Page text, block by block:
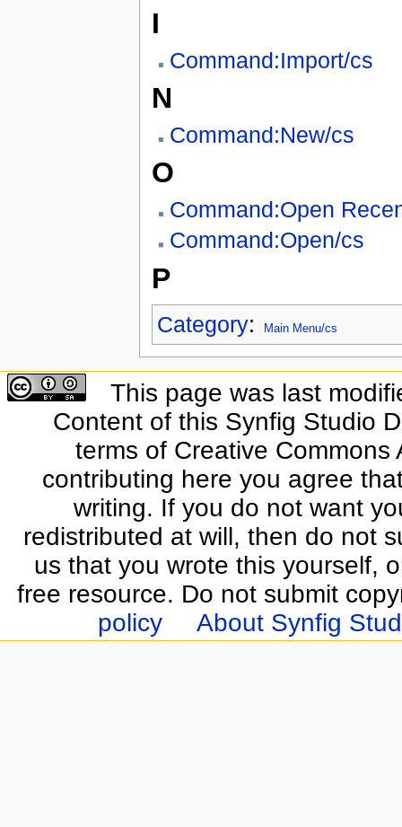
I
Command:Import/cs
N
Command:New/cs
O
Command:Open
Command:Open/cs
P
Category: Main Menu/cs
This page was last
Content of this Synfig Studio
terms of Creative
contributing here you agree
writing. If you do not want
redistributed at will, then do not
us that you wrote this yourself,
free resource. Do not submit
policy
About Synfig